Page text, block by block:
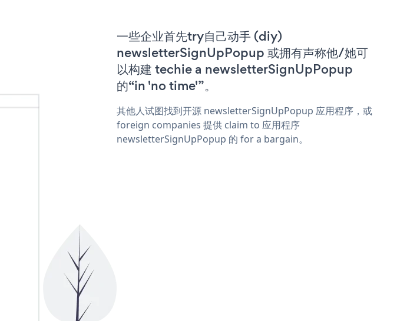
一些企业首先try自己动手 (diy)
newsletterSignUpPopup 或拥有声称他/她可
以构建 techie a newsletterSignUpPopup
的“in 'no time'”。
其他人试图找到开源 newsletterSignUpPopup 应用程序，或
foreign companies 提供 claim to 应用程序
newsletterSignUpPopup 的 for a bargain。